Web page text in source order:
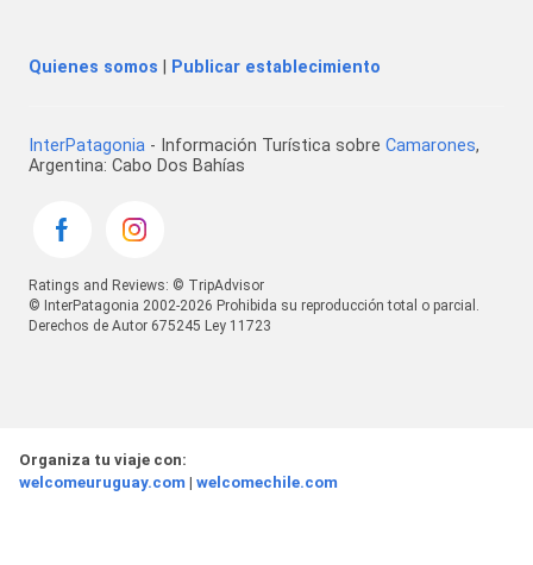
Quienes somos Publicar establecimiento
InterPatagonia - Información Turística sobre Camarones,
Argentina: Cabo Dos Bahías
Ratings and Reviews: © TripAdvisor
© InterPatagonia 2002-2026 Prohibida su reproducción total o parcial.
Derechos de Autor 675245 Ley 11723
Organiza tu viaje con:
welcomeuruguay.com | welcomechile.com